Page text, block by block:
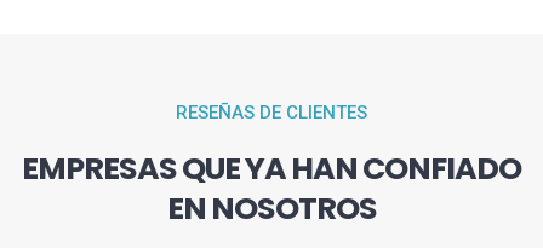
RESEÑAS DE CLIENTES
EMPRESAS QUE YA HAN CONFIADO
EN NOSOTROS